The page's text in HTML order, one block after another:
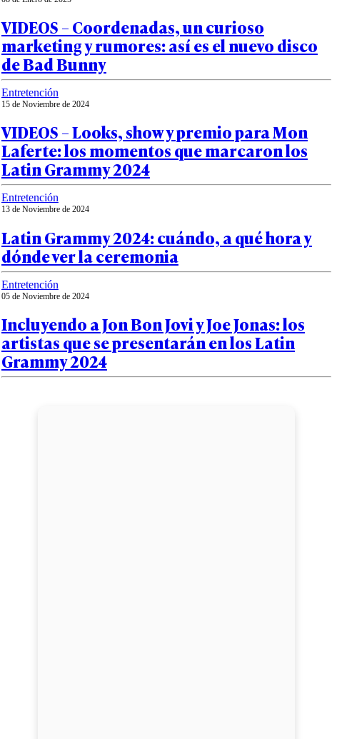
VIDEOS – Coordenadas, un curioso
marketing y rumores: así es el nuevo disco
de Bad Bunny
Entretención
15 de Noviembre de 2024
VIDEOS – Looks, show y premio para Mon
Laferte: los momentos que marcaron los
Latin Grammy 2024
Entretención
13 de Noviembre de 2024
Latin Grammy 2024: cuándo, a qué hora y
dónde ver la ceremonia
Entretención
05 de Noviembre de 2024
Incluyendo a Jon Bon Jovi y Joe Jonas: los
artistas que se presentarán en los Latin
Grammy 2024